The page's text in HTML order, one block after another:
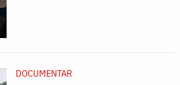
DOCUMENTAR